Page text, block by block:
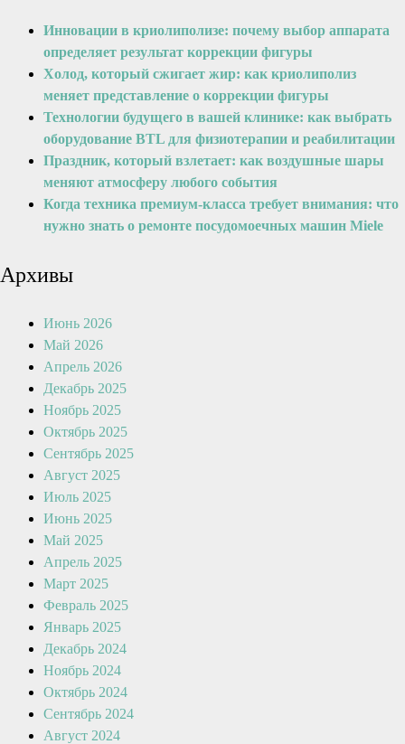
Инновации в криолиполизе: почему выбор аппарата
определяет результат коррекции фигуры
Холод, который сжигает жир: как криолиполиз
меняет представление о коррекции фигуры
Технологии будущего в вашей клинике: как выбрать
оборудование BTL для физиотерапии и реабилитации
Праздник, который взлетает: как воздушные шары
меняют атмосферу любого события
Когда техника премиум-класса требует внимания: что
нужно знать о ремонте посудомоечных машин Miele
Архивы
Июнь 2026
Май 2026
Апрель 2026
Декабрь 2025
Ноябрь 2025
Октябрь 2025
Сентябрь 2025
Август 2025
Июль 2025
Июнь 2025
Май 2025
Апрель 2025
Март 2025
Февраль 2025
Январь 2025
Декабрь 2024
Ноябрь 2024
Октябрь 2024
Сентябрь 2024
Август 2024